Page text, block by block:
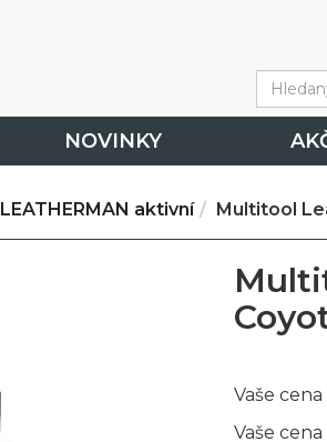
NOVINKY
LEATHERMAN aktivní Multitool
Vaše cena
Vaše